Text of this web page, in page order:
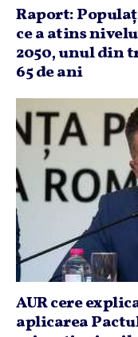
Raport:
ce a atins
2050, unul din
65 de ani
AUR cere
aplicarea